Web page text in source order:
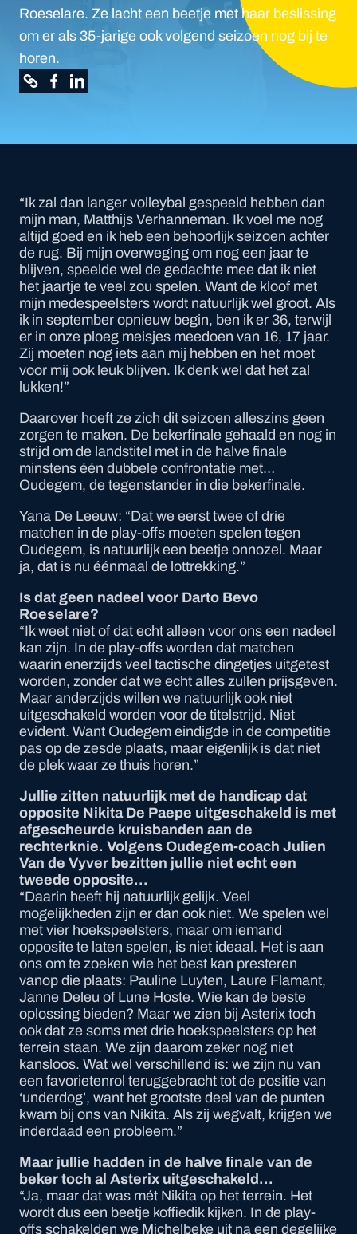
Roeselare. Ze lacht een beetje met haar beslissing
om er als 35-jarige ook volgend seizoen nog bij te
horen.
“Ik zal dan langer volleybal gespeeld hebben dan
mijn man, Matthijs Verhanneman. Ik voel me nog
altijd goed en ik heb een behoorlijk seizoen achter
de rug. Bij mijn overweging om nog een jaar te
blijven, speelde wel de gedachte mee dat ik niet
het jaartje te veel zou spelen. Want de kloof met
mijn medespeelsters wordt natuurlijk wel groot. Als
ik in september opnieuw begin, ben ik er 36, terwijl
er in onze ploeg meisjes meedoen van 16, 17 jaar.
Zij moeten nog iets aan mij hebben en het moet
voor mij ook leuk blijven. Ik denk wel dat het zal
lukken!”
Daarover hoeft ze zich dit seizoen alleszins geen
zorgen te maken. De bekerfinale gehaald en nog in
strijd om de landstitel met in de halve finale
minstens één dubbele confrontatie met…
Oudegem, de tegenstander in die bekerfinale.
Yana De Leeuw: “Dat we eerst twee of drie
matchen in de play-offs moeten spelen tegen
Oudegem, is natuurlijk een beetje onnozel. Maar
ja, dat is nu éénmaal de lottrekking.”
Is dat geen nadeel voor Darto Bevo
Roeselare?
“Ik weet niet of dat echt alleen voor ons een nadeel
kan zijn. In de play-offs worden dat matchen
waarin enerzijds veel tactische dingetjes uitgetest
worden, zonder dat we echt alles zullen prijsgeven.
Maar anderzijds willen we natuurlijk ook niet
uitgeschakeld worden voor de titelstrijd. Niet
evident. Want Oudegem eindigde in de competitie
pas op de zesde plaats, maar eigenlijk is dat niet
de plek waar ze thuis horen.”
Jullie zitten natuurlijk met de handicap dat
opposite Nikita De Paepe uitgeschakeld is met
afgescheurde kruisbanden aan de
rechterknie. Volgens Oudegem-coach Julien
Van de Vyver bezitten jullie niet echt een
tweede opposite…
“Daarin heeft hij natuurlijk gelijk. Veel
mogelijkheden zijn er dan ook niet. We spelen wel
met vier hoekspeelsters, maar om iemand
opposite te laten spelen, is niet ideaal. Het is aan
ons om te zoeken wie het best kan presteren
vanop die plaats: Pauline Luyten, Laure Flamant,
Janne Deleu of Lune Hoste. Wie kan de beste
oplossing bieden? Maar we zien bij Asterix toch
ook dat ze soms met drie hoekspeelsters op het
terrein staan. We zijn daarom zeker nog niet
kansloos. Wat wel verschillend is: we zijn nu van
een favorietenrol teruggebracht tot de positie van
‘underdog’, want het grootste deel van de punten
kwam bij ons van Nikita. Als zij wegvalt, krijgen we
inderdaad een probleem.”
Maar jullie hadden in de halve finale van de
beker toch al Asterix uitgeschakeld…
“Ja, maar dat was mét Nikita op het terrein. Het
wordt dus een beetje koffiedik kijken. In de play-
offs schakelden we Michelbeke uit na een degelijke